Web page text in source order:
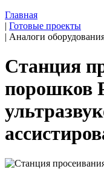
Главная
| Готовые проекты
| Аналоги
Станция
порошков